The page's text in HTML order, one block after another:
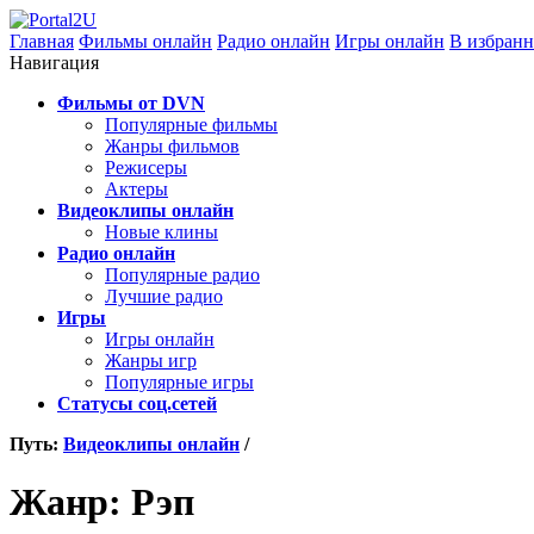
Главная Фильмы онлайн Радио онлайн Игры онлайн В
Навигация
Фильмы от DVN
Популярные фильмы
Жанры фильмов
Режисеры
Актеры
Видеоклипы онлайн
Новые клины
Радио онлайн
Популярные радио
Лучшие радио
Игры
Игры онлайн
Жанры игр
Популярные игры
Статусы соц.сетей
Путь: Видеоклипы онлайн /
Жанр: Рэп